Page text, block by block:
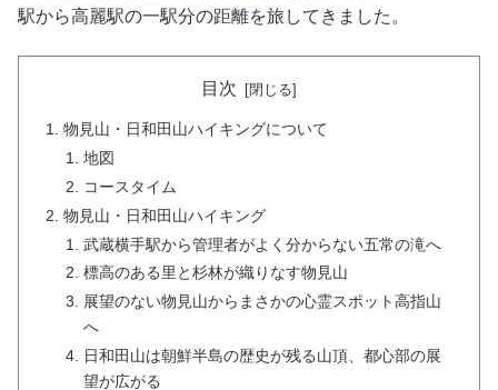
駅から高麗駅の一駅分の距離を旅してきました。
目次
物見山・日和田山ハイキングについて
地図
コースタイム
物見山・日和田山ハイキング
武蔵横手駅から管理者がよく分からない五常の滝へ
標高のある里と杉林が織りなす物見山
展望のない物見山からまさかの心霊スポット高指山
へ
日和田山は朝鮮半島の歴史が残る山頂、都心部の展
望が広がる